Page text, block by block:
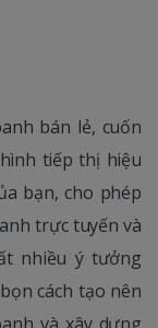
bán lẻ, cuốn
tiếp thị hiệu
bạn, cho phép
trực tuyến và
nhiều ý tưởng
cách tạo nên